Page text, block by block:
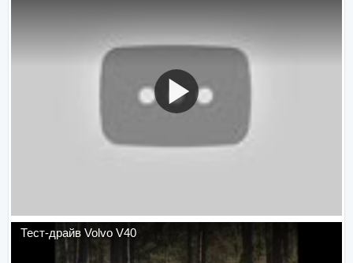
Тест-драйв Volvo V40